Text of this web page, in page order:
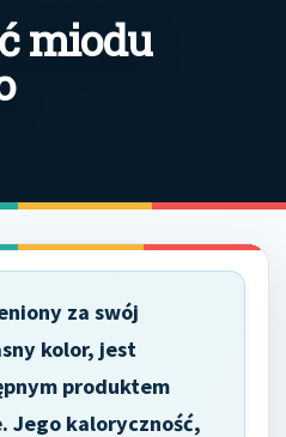
miodu
za swój
kolor, jest
produktem
Jego kaloryczność,